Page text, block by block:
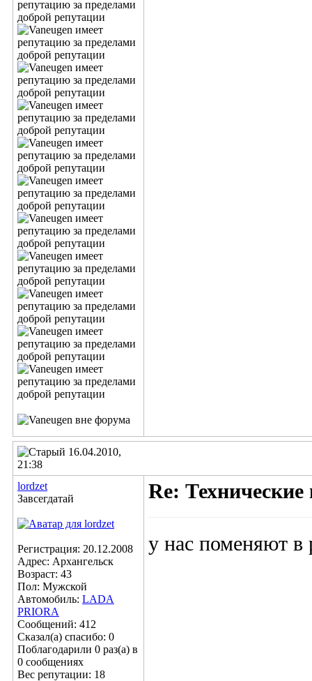
16.04.2010,
21:38
lordzet
Завсегдатай
Регистрация: 20.12.2008
Адрес: Архангельск
Возраст: 43
Пол: Мужской
Автомобиль: LADA
PRIORA
Сообщений: 412
Сказал(а) спасибо: 0
Поблагодарили 0 раз(а) в
0 сообщениях
Вес репутации: 18
Re:
у нас поменяют в